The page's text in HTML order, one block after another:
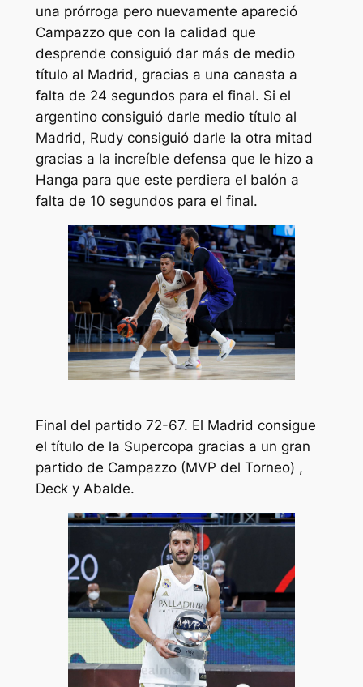
una prórroga pero nuevamente apareció
Campazzo que con la calidad que
desprende consiguió dar más de medio
título al Madrid, gracias a una canasta a
falta de 24 segundos para el final. Si el
argentino consiguió darle medio título al
Madrid, Rudy consiguió darle la otra mitad
gracias a la increíble defensa que le hizo a
Hanga para que este perdiera el balón a
falta de 10 segundos para el final.
Final del partido 72-67. El Madrid consigue
el título de la Supercopa gracias a un gran
partido de Campazzo (MVP del Torneo) ,
Deck y Abalde.